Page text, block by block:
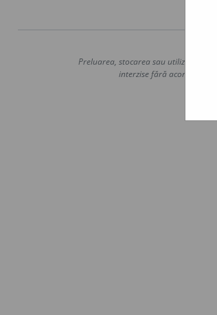
Preluarea, stocarea sau utilizarea
interzise fără acordul